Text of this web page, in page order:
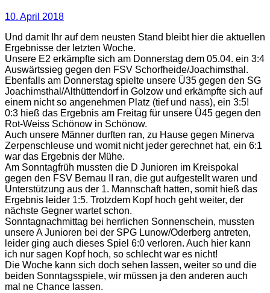
10. April 2018
Und damit Ihr auf dem neusten Stand bleibt hier die aktuellen
Ergebnisse der letzten Woche.
Unsere E2 erkämpfte sich am Donnerstag dem 05.04. ein 3:4
Auswärtssieg gegen den FSV Schorfheide/Joachimsthal.
Ebenfalls am Donnerstag spielte unsere Ü35 gegen den SG
Joachimsthal/Althüttendorf in Golzow und erkämpfte sich auf
einem nicht so angenehmen Platz (tief und nass), ein 3:5!
0:3 hieß das Ergebnis am Freitag für unsere Ü45 gegen den
Rot-Weiss Schönow in Schönow.
Auch unsere Männer durften ran, zu Hause gegen Minerva
Zerpenschleuse und womit nicht jeder gerechnet hat, ein 6:1
war das Ergebnis der Mühe.
Am Sonntagfrüh mussten die D Junioren im Kreispokal
gegen den FSV Bernau II ran, die gut aufgestellt waren und
Unterstützung aus der 1. Mannschaft hatten, somit hieß das
Ergebnis leider 1:5. Trotzdem Kopf hoch geht weiter, der
nächste Gegner wartet schon.
Sonntagnachmittag bei herrlichen Sonnenschein, mussten
unsere A Junioren bei der SPG Lunow/Oderberg antreten,
leider ging auch dieses Spiel 6:0 verloren. Auch hier kann
ich nur sagen Kopf hoch, so schlecht war es nicht!
Die Woche kann sich doch sehen lassen, weiter so und die
beiden Sonntagsspiele, wir müssen ja den anderen auch
mal ne Chance lassen.